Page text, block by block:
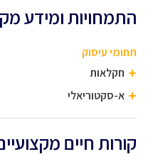
התמחויות ומידע
תחומי עיסוק
חקלאות
א-סקטוריאלי
קורות חיים